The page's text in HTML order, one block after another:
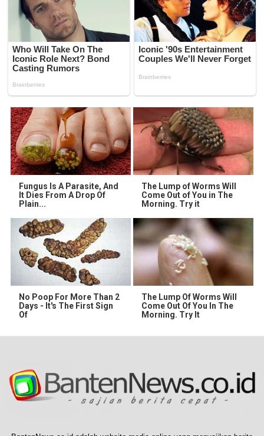
Fungus Is A Parasite, And
It Dies From A Drop Of
Plain...
The Lump of Worms Will
Come Out of You in The
Morning. Try it
No Poop For More Than 2
Days - It's The First Sign
Of
The Lump Of Worms Will
Come Out Of You In The
Morning. Try It